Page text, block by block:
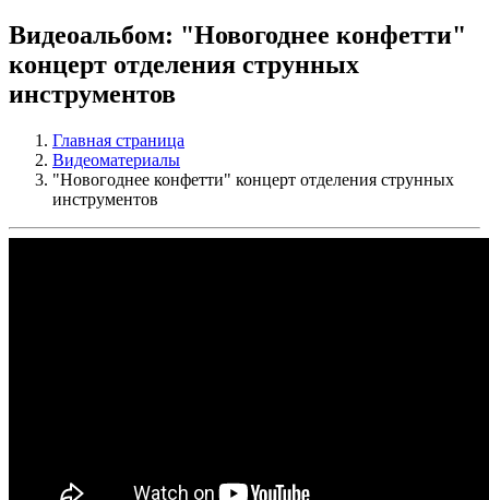
Видеоальбом: "Новогоднее конфетти"
концерт отделения струнных
инструментов
Главная страница
Видеоматериалы
"Новогоднее конфетти" концерт отделения струнных
инструментов